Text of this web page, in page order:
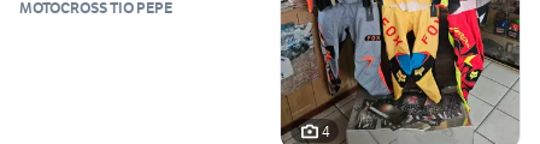
MOTOCROSS TIO PEPE
4